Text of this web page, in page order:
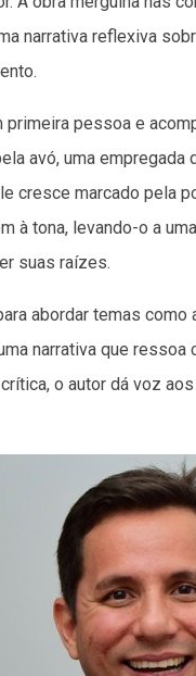
narrativa reflexiva
pessoa e
avó, uma
cresce marcado pela
à tona, levando-o a
suas raízes.
abordar temas como
narrativa que
o autor dá voz